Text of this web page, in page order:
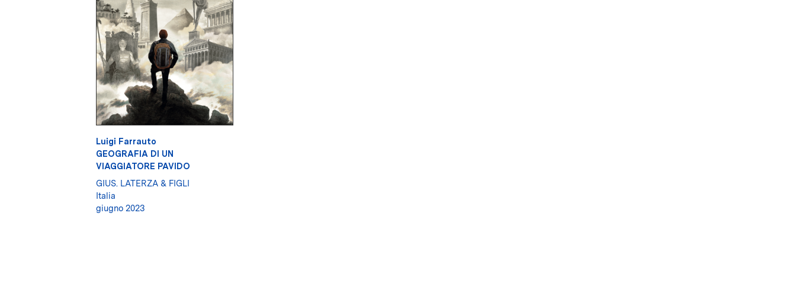
Luigi Farrauto
GEOGRAFIA DI UN
VIAGGIATORE PAVIDO
GIUS. LATERZA & FIGLI
Italia
giugno 2023